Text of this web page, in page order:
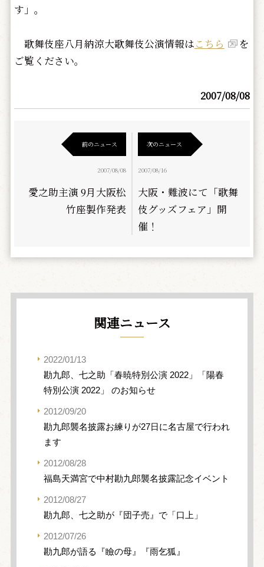
す」。
歌舞伎座八月納涼大歌舞伎公演情報はこちら
を
ご覧ください。
2007/08/08
前のニュース
2007/08/08
愛之助主演 9月大阪松
竹座製作発表
次のニュース
2007/08/16
大阪・難波にて「歌舞
伎グッズフェア」開
催！
関連ニュース
2022/01/13
勘九郎、七之助「春暁特別公演 2022」「陽春
特別公演 2022」 のお知らせ
2012/09/20
勘九郎襲名披露お練りが27日に名古屋で行われ
ます
2012/08/28
福島天満宮で中村勘九郎襲名披露記念イベント
2012/08/27
勘九郎、七之助が『団子売』で「口上」
2012/07/26
勘九郎が語る『瞼の母』『雨乞狐』